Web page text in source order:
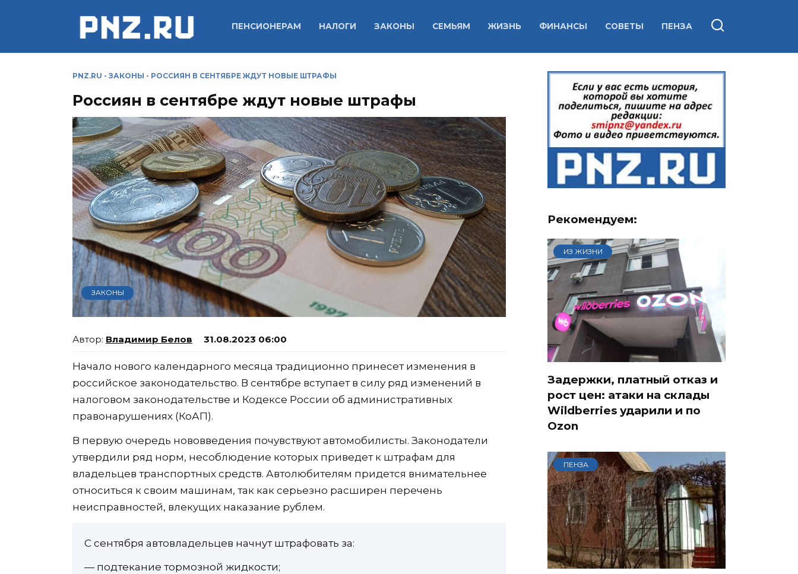
ПЕНСИОНЕРАМ НАЛОГИ ЗАКОНЫ СЕМЬЯМ ЖИЗНЬ ФИНАНСЫ СОВЕТЫ ПЕНЗА
PNZ.RU - ЗАКОНЫ - РОССИЯН В СЕНТЯБРЕ ЖДУТ НОВЫЕ ШТРАФЫ
Россиян в сентябре ждут новые штрафы
ЗАКОНЫ
Владимир Белов 31.08.2023 06:00
Начало нового календарного месяца традиционно принесет изменения в
российское законодательство. В сентябре вступает в силу ряд изменений в
налоговом законодательстве и Кодексе России об административных
правонарушениях (КоАП).
В первую очередь нововведения почувствуют автомобилисты. Законодатели
утвердили ряд норм, несоблюдение которых приведет к штрафам для
владельцев транспортных средств. Автолюбителям придется внимательнее
относиться к своим машинам, так как серьезно расширен перечень
неисправностей, влекущих наказание рублем.
С сентября автовладельцев начнут штрафовать за:
— подтекание тормозной жидкости;
Рекомендуем:
ИЗ ЖИЗНИ
Задержки, платный отказ и
рост цен: атаки на склады
Wildberries ударили и по
Ozon
ПЕНЗА